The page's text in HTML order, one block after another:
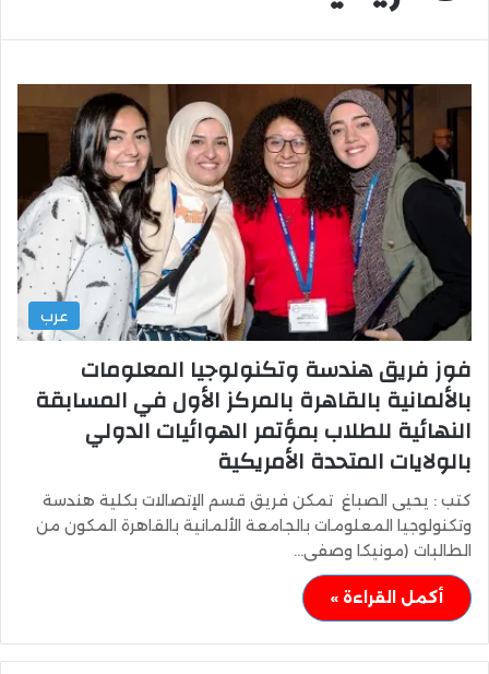
عرب
فوز فريق هندسة وتكنولوجيا المعلومات
بالألمانية بالقاهرة بالمركز الأول في المسابقة
النهائية للطلاب بمؤتمر الهوائيات الدولي
بالولايات المتحدة الأمريكية
كتب : يحيى الصباغ تمكن فريق قسم الإتصالات بكلية هندسة
وتكنولوجيا المعلومات بالجامعة الألمانية بالقاهرة المكون من
الطالبات (مونيكا وصفى…
أكمل القراءة »